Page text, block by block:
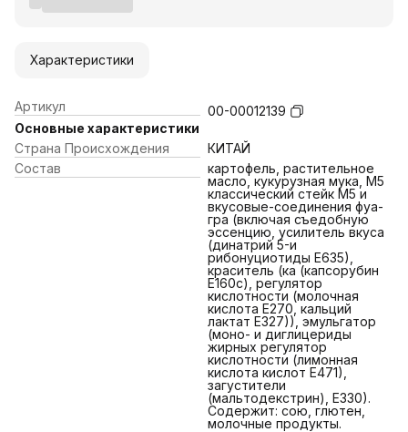
Характеристики
Артикул
00-00012139
Основные характеристики
Страна Происхождения
КИТАЙ
Состав
картофель, растительное
масло, кукурузная мука, М5
классический стейк М5 и
вкусовые-соединения фуа-
гра (включая съедобную
эссенцию, усилитель вкуса
(динатрий 5-и
рибонуциотиды Е635),
краситель (ка (капсорубин
E160c), регулятор
кислотности (молочная
кислота Е270, кальций
лактат Е327)), эмульгатор
(моно- и диглицериды
жирных регулятор
кислотности (лимонная
кислота кислот Е471),
загустители
(мальтодекстрин), Е330).
Содержит: сою, глютен,
молочные продукты.